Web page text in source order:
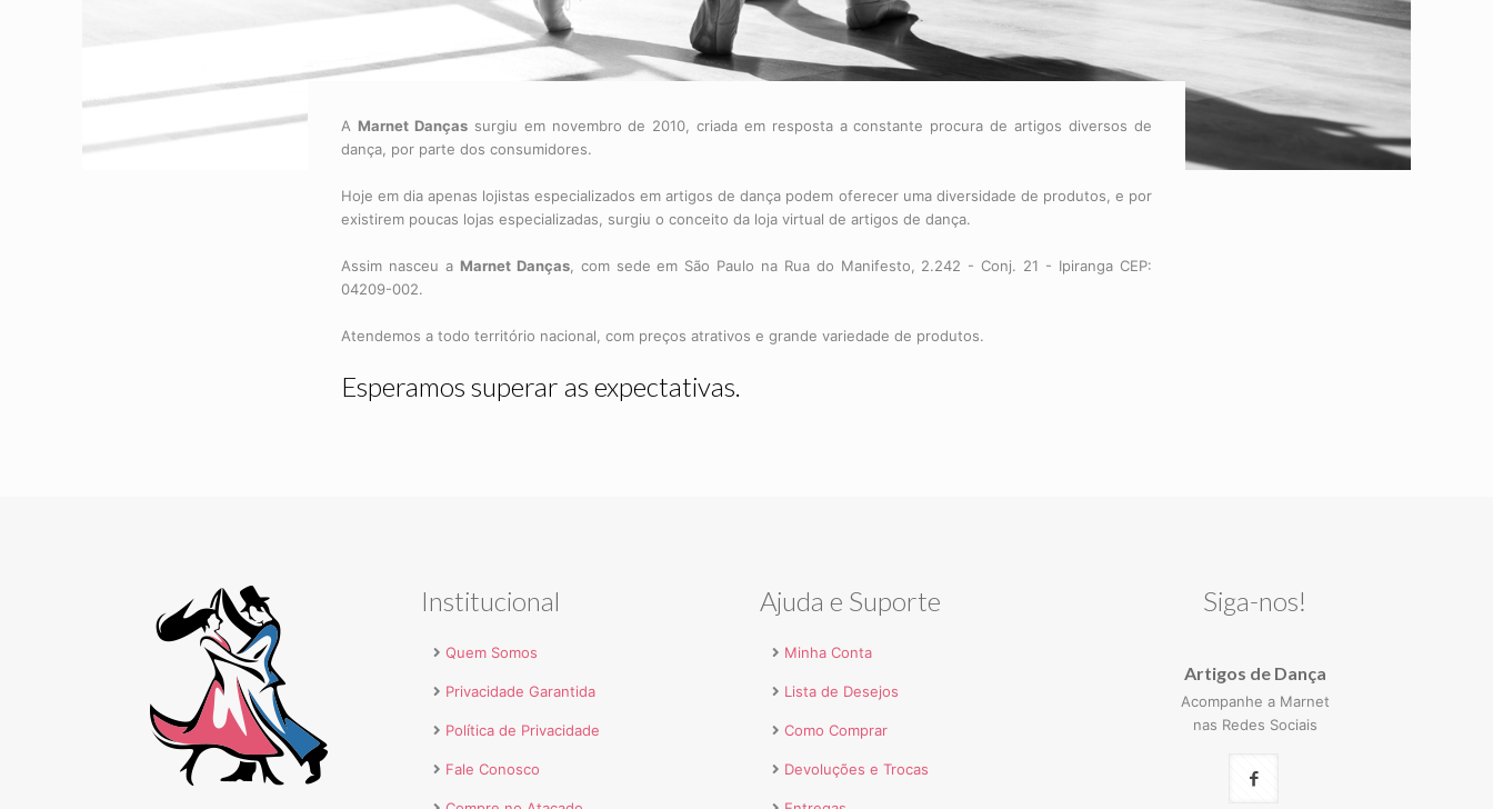
A Marnet Danças surgiu em novembro de 2010, criada em resposta a constante procura de artigos diversos de
dança, por parte dos consumidores.
Hoje em dia apenas lojistas especializados em artigos de dança podem oferecer uma diversidade de produtos, e por
existirem poucas lojas especializadas, surgiu o conceito da loja virtual de artigos de dança.
Assim nasceu a Marnet Danças, com sede em São Paulo na Rua do Manifesto, 2.242 - Conj. 21 - Ipiranga CEP:
04209-002.
Atendemos a todo território nacional, com preços atrativos e grande variedade de produtos.
Esperamos superar as expectativas.
Institucional
Quem Somos
Privacidade Garantida
Política de Privacidade
Fale Conosco
Ajuda e Suporte
Minha Conta
Lista de Desejos
Como Comprar
Devoluções e Trocas
Siga-nos!
Artigos de Dança
Acompanhe a Marnet
nas Redes Sociais